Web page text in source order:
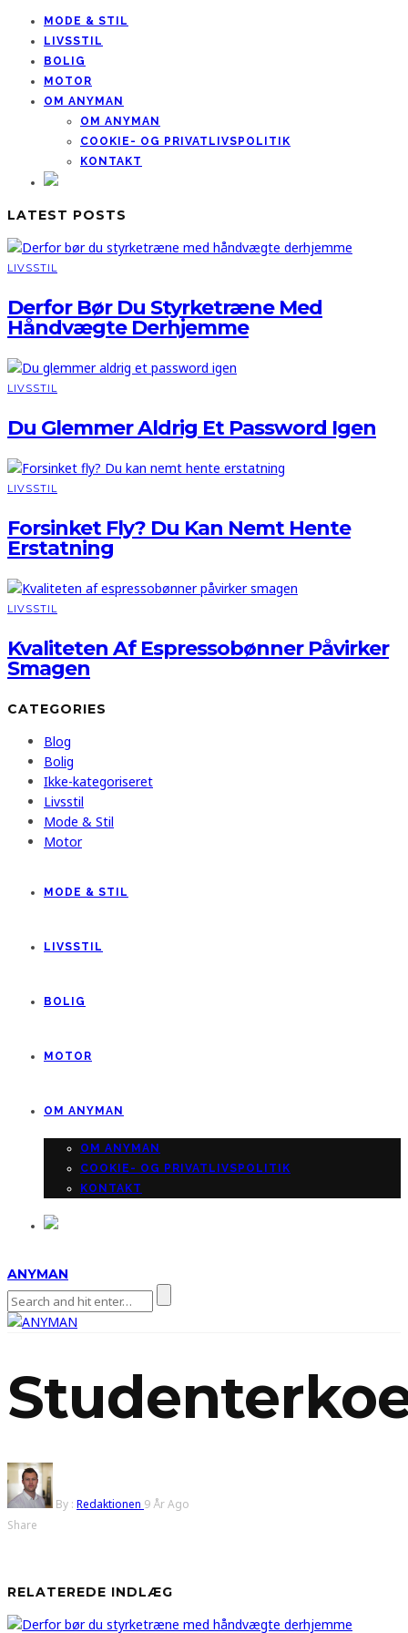
MODE & STIL
LIVSSTIL
BOLIG
MOTOR
OM ANYMAN
OM ANYMAN
COOKIE- OG PRIVATLIVSPOLITIK
KONTAKT
LATEST POSTS
LIVSSTIL
Derfor Bør Du Styrketræne Med
Håndvægte Derhjemme
LIVSSTIL
Du Glemmer Aldrig Et Password Igen
LIVSSTIL
Forsinket Fly? Du Kan Nemt Hente
Erstatning
LIVSSTIL
Kvaliteten Af Espressobønner Påvirker
Smagen
CATEGORIES
Blog
Bolig
Ikke-kategoriseret
Livsstil
Mode & Stil
Motor
MODE & STIL
LIVSSTIL
BOLIG
MOTOR
OM ANYMAN
OM ANYMAN
COOKIE- OG PRIVATLIVSPOLITIK
KONTAKT
ANYMAN
By : Redaktionen 9 År Ago
Share
RELATEREDE INDLÆG